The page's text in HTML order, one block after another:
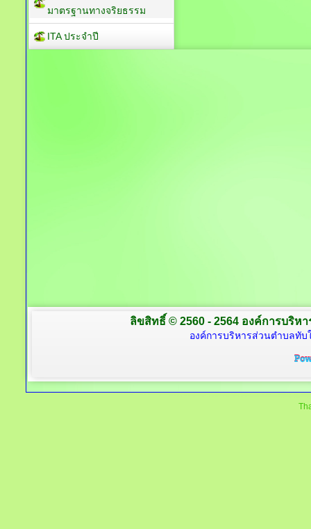
มาตรฐานทางจริยธรรม
ITA ประจำปี
ลิขสิทธิ์ © 2560 - 2564 องค์การบริห
องค์การบริหารส่วนตำบลทับ